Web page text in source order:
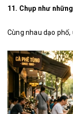
11. Chụp như
Cùng nhau dạo